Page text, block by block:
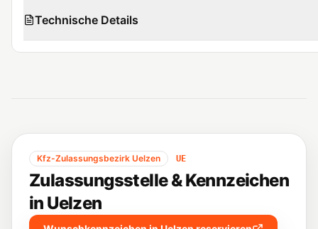
Technische Details
Kfz-Zulassungsbezirk Uelzen UE
Zulassungsstelle & Kennzeichen
in Uelzen